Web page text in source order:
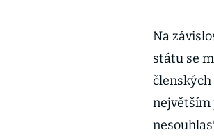
Na
státu se
členských
největším